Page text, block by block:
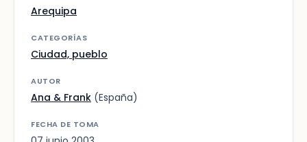
Arequipa
CATEGORÍAS
Ciudad, pueblo
AUTOR
Ana & Frank (España)
FECHA DE TOMA